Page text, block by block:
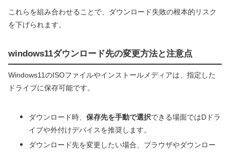
これらを組み合わせることで、ダウンロード失敗の根本的リスク
を下げられます。
windows11ダウンロード先の変更方法と注意点
Windows11のISOファイルやインストールメディアは、指定した
ドライブに保存可能です。
ダウンロード時、 保存先を手動で選択できる場面ではDドラ
イブや外付けデバイスを推奨します。
ダウンロード先を変更したい場合、ブラウザやダウンロー